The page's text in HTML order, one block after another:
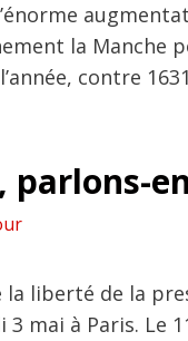
la Manche
contre
parlons-
liberté de la
mai à Paris. Le